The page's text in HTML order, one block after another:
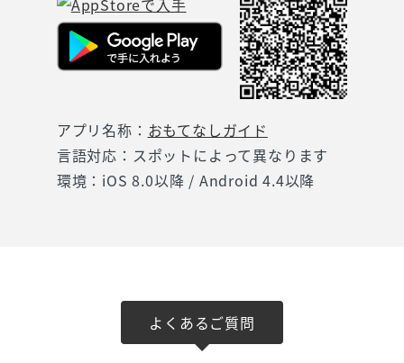
アプリ名称： おもてなしガイド
言語対応：スポットによって異なります
環境：iOS 8.0以降 / Android 4.4以降
よくあるご質問